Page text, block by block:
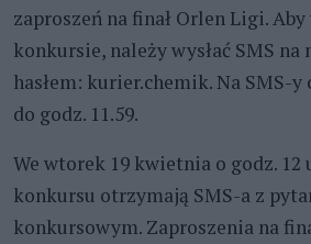
zaproszeń na finał Orlen Ligi.
konkursie, należy wysłać SMS na
hasłem: kurier.chemik. Na SMS-y
do godz. 11.59.
We wtorek 19 kwietnia o godz. 12
konkursu otrzymają SMS-a z
konkursowym. Zaproszenia na